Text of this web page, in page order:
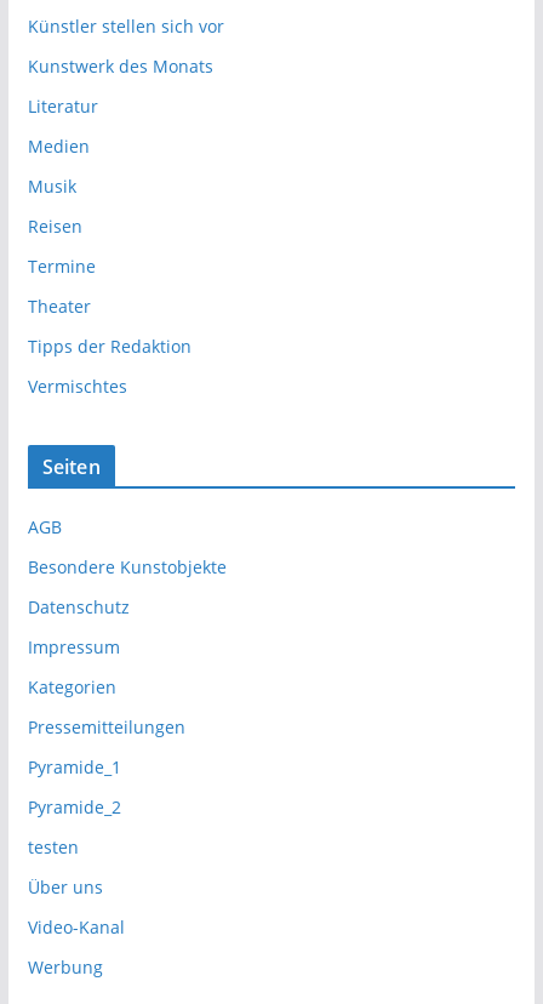
Künstler stellen sich vor
Kunstwerk des Monats
Literatur
Medien
Musik
Reisen
Termine
Theater
Tipps der Redaktion
Vermischtes
Seiten
AGB
Besondere Kunstobjekte
Datenschutz
Impressum
Kategorien
Pressemitteilungen
Pyramide_1
Pyramide_2
testen
Über uns
Video-Kanal
Werbung